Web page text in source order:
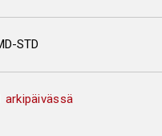
STD
arkipäivässä